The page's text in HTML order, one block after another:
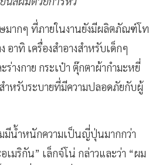
มากๆ ที่ภายในงานยังมีผลิตภัณฑ์โท
อาทิ เครื่องสำอางสำหรับเด็กๆ
างกาย กระเป๋า ตุ๊กตาผ้ากำมะหยี่
ำหรับระบายที่มีความปลอดภัยกับผู้
มีน้ำหนักความเป็นญี่ปุ่นมากกว่า
เมริกัน” เล็กจ์โน่ กล่าวและว่า “ผม